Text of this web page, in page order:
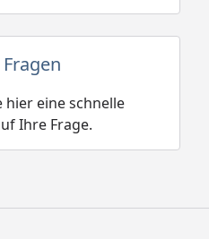
hier eine schnelle
Ihre Frage.